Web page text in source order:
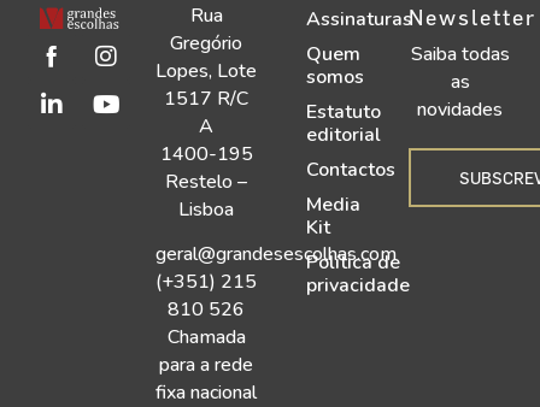
Rua
Gregório
Lopes, Lote
1517 R/C
A
1400-195
Restelo –
Lisboa
geral@grandesescolhas.com
(+351) 215
810 526
Chamada
para a rede
fixa nacional
Assinaturas
Quem
somos
Estatuto
editorial
Contactos
Media
Kit
Política de
privacidade
Newsletter
Saiba todas
as
novidades